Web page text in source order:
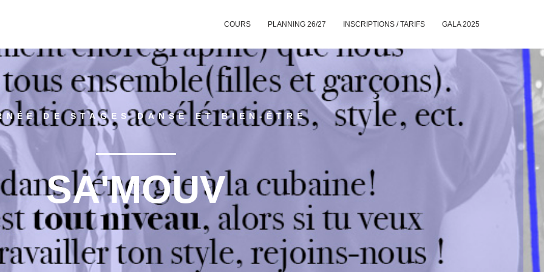
COURS PLANNING 26/27 INSCRIPTIONS / TARIFS GALA 2025
DE STAGES DANSE ET BIEN-ÊTRE
SA'MOUV